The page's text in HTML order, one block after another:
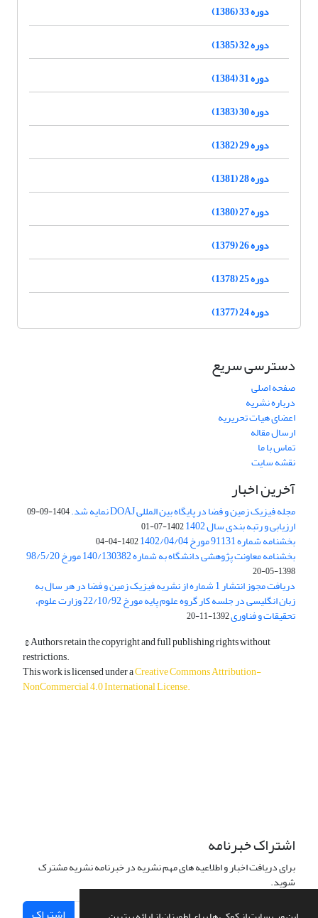
دوره 33 (1386)
دوره 32 (1385)
دوره 31 (1384)
دوره 30 (1383)
دوره 29 (1382)
دوره 28 (1381)
دوره 27 (1380)
دوره 26 (1379)
دوره 25 (1378)
دوره 24 (1377)
دسترسی سریع
صفحه اصلی
درباره نشریه
اعضای هیات تحریریه
ارسال مقاله
تماس با ما
نقشه سایت
آخرین اخبار
مجله فیزیک زمین و فضا در پایگاه بین المللی DOAJ نمایه شد. 1404-09-09
ارزیابی و رتبه بندی سال 1402 1402-07-01
بخشنامه شماره 91131 مورخ 1402/04/04 1402-04-04
بخشنامه معاونت پژوهشی دانشگاه به شماره 140/130382 مورخ 98/5/20
1398-05-20
دریافت مجوز انتشار 1 شماره از نشریه فیزیک زمین و فضا در هر سال به
زبان انگلیسی در جلسه کار گروه علوم پایه مورخ 22/10/92 وزارت علوم،
تحقیقات و فناوری1392-11-20
© Authors retain the copyright and full publishing rights without
restrictions.
This work is licensed under aCreative Commons Attribution-
NonCommercial 4.0 International License.
اشتراک خبرنامه
برای دریافت اخبار و اطلاعیه های مهم نشریه در خبرنامه نشریه مشترک
شوید.